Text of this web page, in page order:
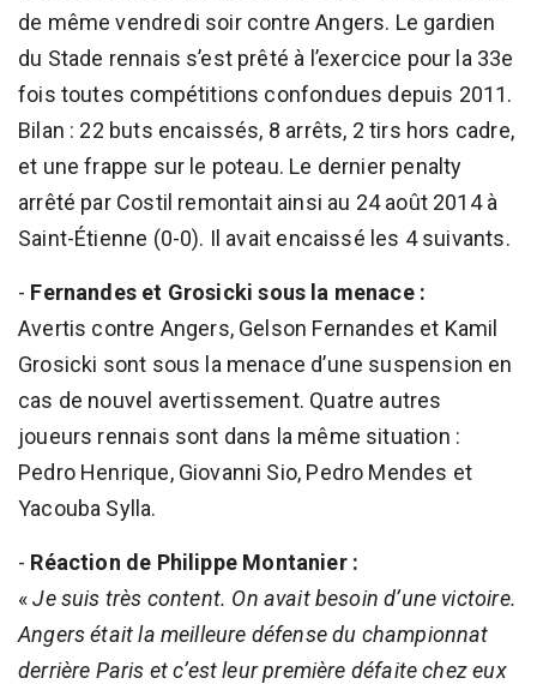
de même vendredi soir contre Angers. Le gardien
du Stade rennais s’est prêté à l’exercice pour la 33e
fois toutes compétitions confondues depuis 2011.
Bilan : 22 buts encaissés, 8 arrêts, 2 tirs hors cadre,
et une frappe sur le poteau. Le dernier penalty
arrêté par Costil remontait ainsi au 24 août 2014 à
Saint-Étienne (0-0). Il avait encaissé les 4 suivants.
- Fernandes et Grosicki sous la menace :
Avertis contre Angers, Gelson Fernandes et Kamil
Grosicki sont sous la menace d’une suspension en
cas de nouvel avertissement. Quatre autres
joueurs rennais sont dans la même situation :
Pedro Henrique, Giovanni Sio, Pedro Mendes et
Yacouba Sylla.
- Réaction de Philippe Montanier :
«Je suis très content. On avait besoin d’une victoire.
Angers était la meilleure défense du championnat
derrière Paris et c’est leur première défaite chez eux